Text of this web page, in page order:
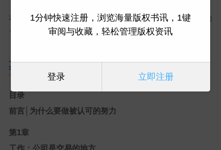
本书被誉为“领导最喜欢送给下属的书”，并在职场中成为
了“工作教科书”，持续受到职场人士的热烈推崇。
其他信息
目录
前言│为什么要做被认可的努力
第1章
1分钟快速注册，浏览海量版权书讯，1键
审阅与收藏，轻松管理版权资讯
登录 立即注册